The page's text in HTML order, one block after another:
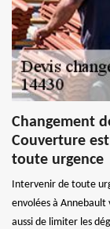
Changement
Couverture
toute urgence
Intervenir de toute
envolées à
aussi de limiter les